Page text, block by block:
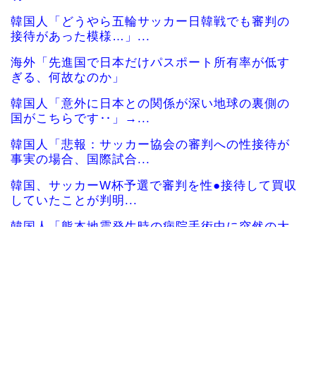
韓国人「どうやら五輪サッカー日韓戦でも審判の
接待があった模様…」...
海外「先進国で日本だけパスポート所有率が低す
ぎる、何故なのか」
韓国人「意外に日本との関係が深い地球の裏側の
国がこちらです‥」→...
韓国人「悲報：サッカー協会の審判への性接待が
事実の場合、国際試合...
韓国、サッカーW杯予選で審判を性●接待して買収
していたことが判明...
韓国人「熊本地震発生時の病院手術中に突然の大